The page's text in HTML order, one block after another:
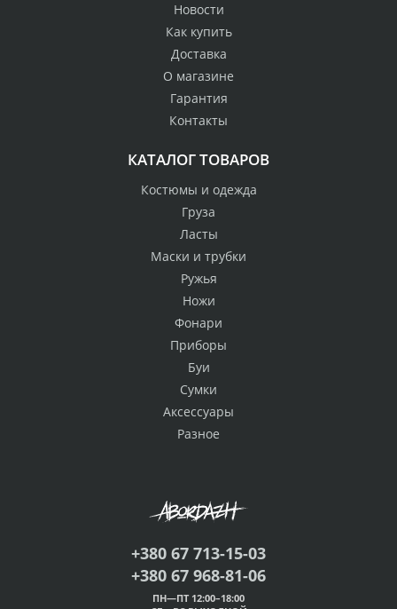
Новости
Как купить
Доставка
О магазине
Гарантия
Контакты
КАТАЛОГ ТОВАРОВ
Костюмы и одежда
Груза
Ласты
Маски и трубки
Ружья
Ножи
Фонари
Приборы
Буи
Сумки
Аксессуары
Разное
+380 67 713-15-03
+380 67 968-81-06
ПН—ПТ 12:00–18:00